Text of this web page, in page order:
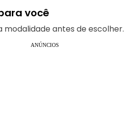
você
modalidade antes de escolher.
ANÚNCIOS